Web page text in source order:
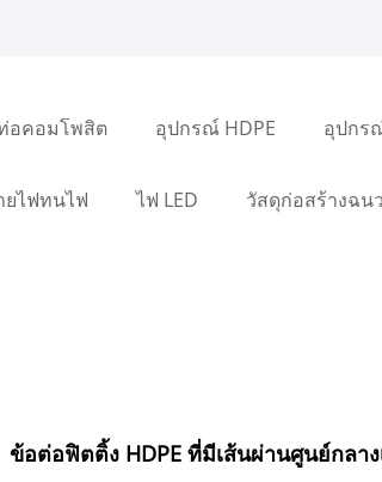
อคอมโพสิต อุปกรณ์ HDPE อุปกร
ยไฟทนไฟ ไฟ LED วัสดุก่อสร้างฉน
ข้อต่อฟิตติ้ง HDPE ที่มีเส้นผ่านศูนย์กลา